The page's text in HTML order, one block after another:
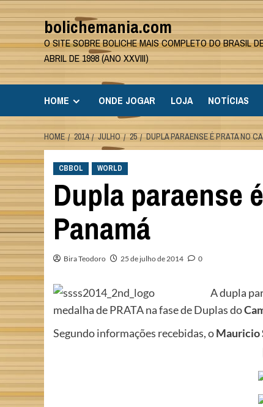
Skip
to
content
bolichemania.com
O SITE SOBRE BOLICHE MAIS COMPLETO DO BRASIL
ABRIL DE 1998 (ANO XXVIII)
HOME ONDE JOGAR LOJA NOTÍCIAS
HOME 2014 JULHO 25 DUPLA PARAENSE É PRATA NO
CBBOL WORLD
Dupla paraense
Panamá
Bira Teodoro 25 de julho de 2014 0
A dupla
medalha de PRATA na fase de Duplas do
Segundo informações recebidas, oMauricio